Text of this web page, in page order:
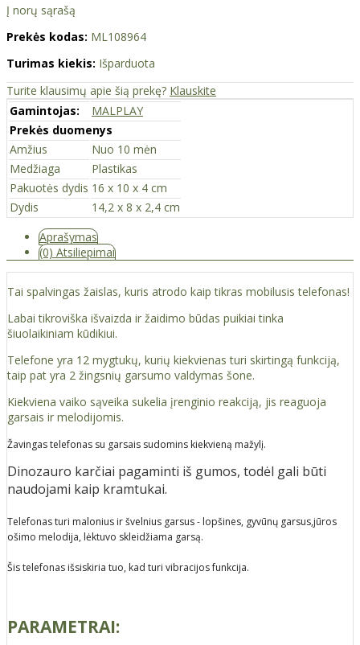
Į norų sąrašą
Prekės kodas: ML108964
Turimas kiekis: Išparduota
Turite klausimų apie šią prekę? Klauskite
Gamintojas:
MALPLAY
Prekės duomenys
Amžius
Nuo 10 mėn
Medžiaga
Plastikas
Pakuotės dydis 16 x 10 x 4 cm
Dydis
14,2 x 8 x 2,4 cm
Aprašymas
(0) Atsiliepimai
Tai spalvingas žaislas, kuris atrodo kaip tikras mobilusis telefonas!
Labai tikroviška išvaizda ir žaidimo būdas puikiai tinka
šiuolaikiniam kūdikiui.
Telefone yra 12 mygtukų, kurių kiekvienas turi skirtingą funkciją,
taip pat yra 2 žingsnių garsumo valdymas šone.
Kiekviena vaiko sąveika sukelia įrenginio reakciją, jis reaguoja
garsais ir melodijomis.
Žavingas telefonas su garsais sudomins kiekvieną mažylį.
Dinozauro karčiai pagaminti iš gumos, todėl gali būti
naudojami kaip kramtukai.
Telefonas turi malonius ir švelnius garsus - lopšines, gyvūnų garsus,jūros
ošimo melodija, lėktuvo skleidžiama garsą.
Šis telefonas išsiskiria tuo, kad turi vibracijos funkcija.
PARAMETRAI: